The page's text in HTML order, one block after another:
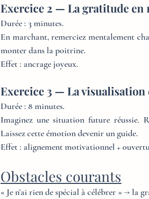
Exercice 2 — La gratitude en
Durée : 3 minutes.
En marchant, remerciez mentalement
monter dans la poitrine.
Effet : ancrage joyeux.
Exercice 3 — La
Durée : 8 minutes.
Imaginez une situation future réussie.
Laissez cette émotion devenir un guide.
Effet : alignement motivationnel +
Obstacles courants
« Je n’ai rien de spécial à célébrer » → la